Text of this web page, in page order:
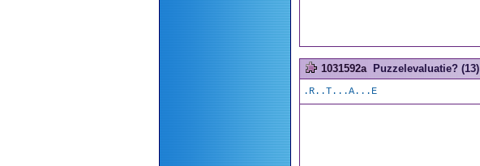
1031592a Puzzelevaluatie? (13)
.R..T...A...E